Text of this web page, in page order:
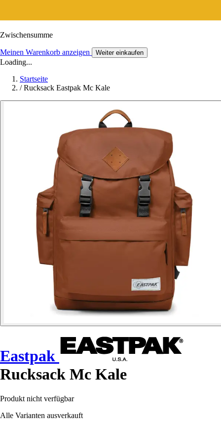
Zwischensumme
Meinen Warenkorb anzeigen Weiter einkaufen
Loading...
Startseite
/ Rucksack Eastpak Mc Kale
Eastpak
Rucksack Mc Kale
Produkt nicht verfügbar
Alle Varianten ausverkauft